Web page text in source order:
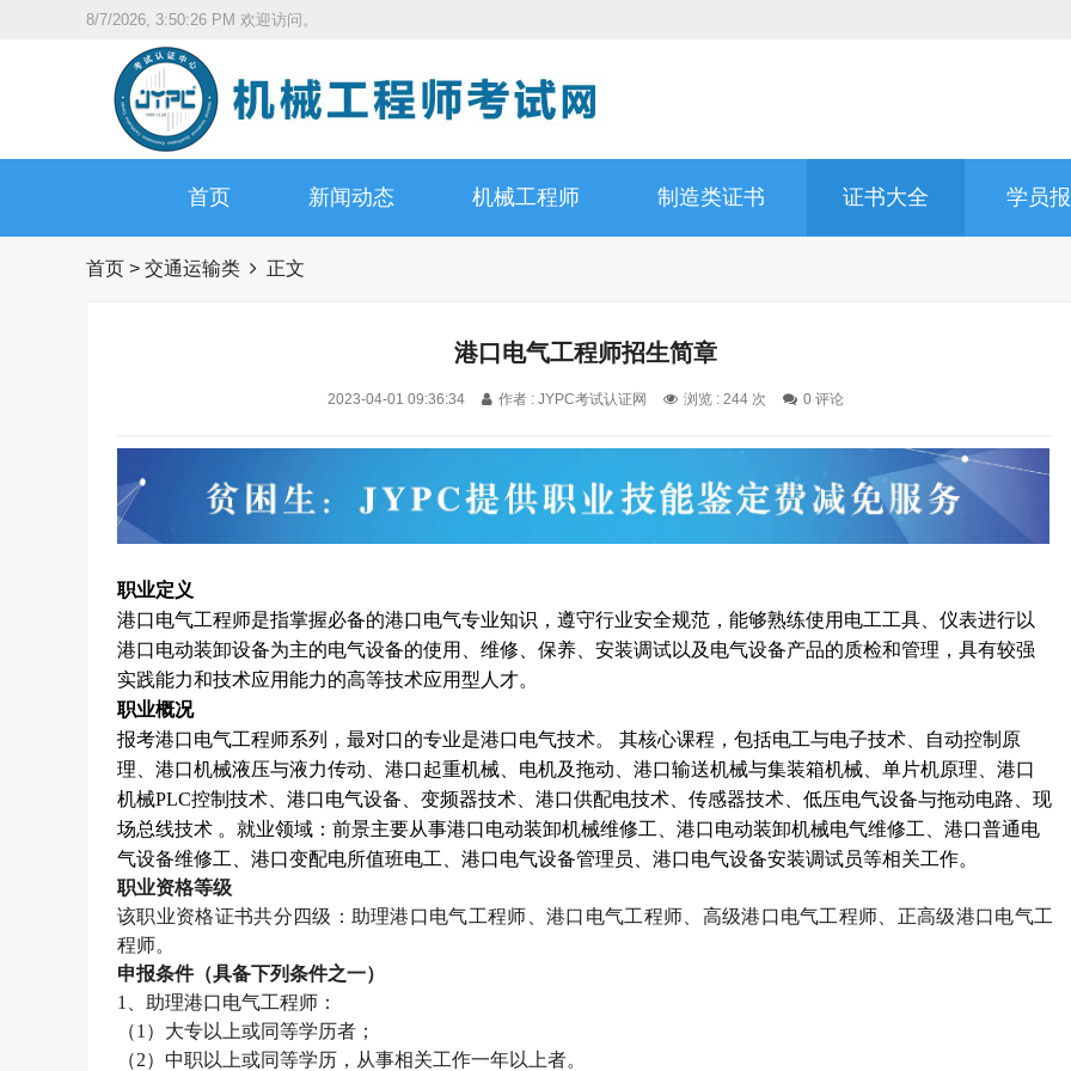
8/7/2026, 3:50:27 PM 欢迎访问。
首页 新闻动态 机械工程师 制造类证书 证书大全 学员
首页 > 交通运输类 正文
港口电气工程师招生简章
2023-04-01 09:36:34 作者 : JYPC考试认证网 浏览 : 244 次 0 评论
职业定义
港口电气工程师是指掌握必备的港口电气专业知识，遵守行业安全规范，能够熟练使用电工工具、仪表进行以
港口电动装卸设备为主的电气设备的使用、维修、保养、安装调试以及电气设备产品的质检和管理，具有较强
实践能力和技术应用能力的高等技术应用型人才。
职业概况
报考港口电气工程师系列，最对口的专业是港口电气技术。 其核心课程，包括电工与电子技术、自动控制原
理、港口机械液压与液力传动、港口起重机械、电机及拖动、港口输送机械与集装箱机械、单片机原理、港口
机械PLC控制技术、港口电气设备、变频器技术、港口供配电技术、传感器技术、低压电气设备与拖动电路、现
场总线技术 。就业领域：前景主要从事港口电动装卸机械维修工、港口电动装卸机械电气维修工、港口普通电
气设备维修工、港口变配电所值班电工、港口电气设备管理员、港口电气设备安装调试员等相关工作。
职业资格等级
该职业资格证书共分四级：助理港口电气工程师、港口电气工程师、高级港口电气工程师、正高级港口电气工
程师。
申报条件（具备下列条件之一）
1
、助理港口电气工程师：
（1 ）大专以上或同等学历者；
（2）中职以上或同等学历，从事相关工作一年以上者。